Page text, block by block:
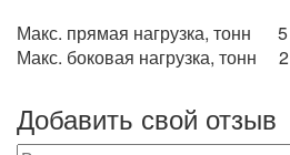
Макс. прямая нагрузка, тонн 5
Макс. боковая нагрузка, тонн 2
Добавить свой отзыв